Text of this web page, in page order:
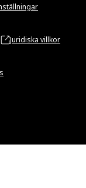
Juridiska villkor